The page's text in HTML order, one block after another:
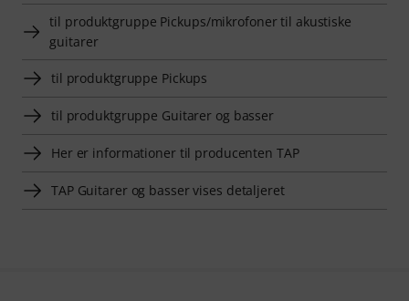
til produktgruppe Pickups/mikrofoner til akustiske
guitarer
til produktgruppe Pickups
til produktgruppe Guitarer og basser
Her er informationer til producenten TAP
TAP Guitarer og basser vises detaljeret